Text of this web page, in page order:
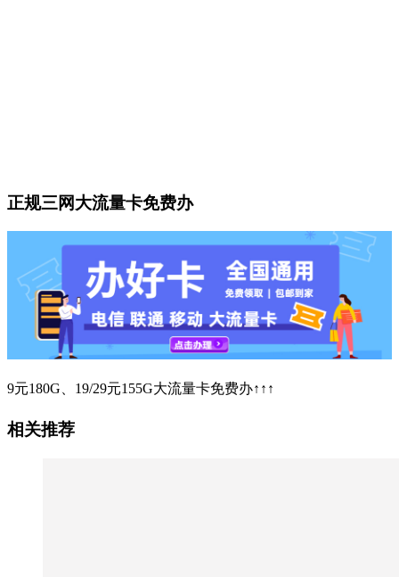
正规三网大流量卡免费办
9元180G、19/29元155G大流量卡免费办↑↑↑
相关推荐